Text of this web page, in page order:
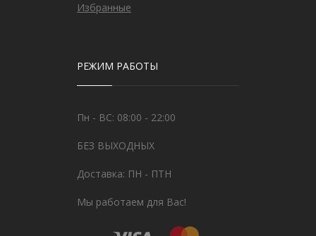
Избранные
РЕЖИМ РАБОТЫ
Пн - ВС: 08:00 - 22:00
БЕЗ ВЫХОДНЫХ
Доставка: ПН - ПТН
Мы работаем для Вас!